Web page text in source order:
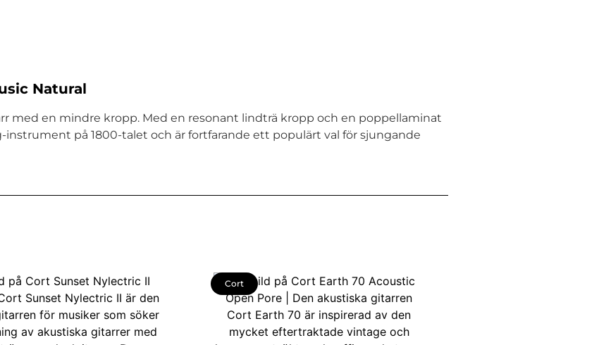
Natural
med en mindre kropp. Med en resonant lindträ kropp och en poppellaminat
på 1800-talet och är fortfarande ett populärt val för sjungande
Cort